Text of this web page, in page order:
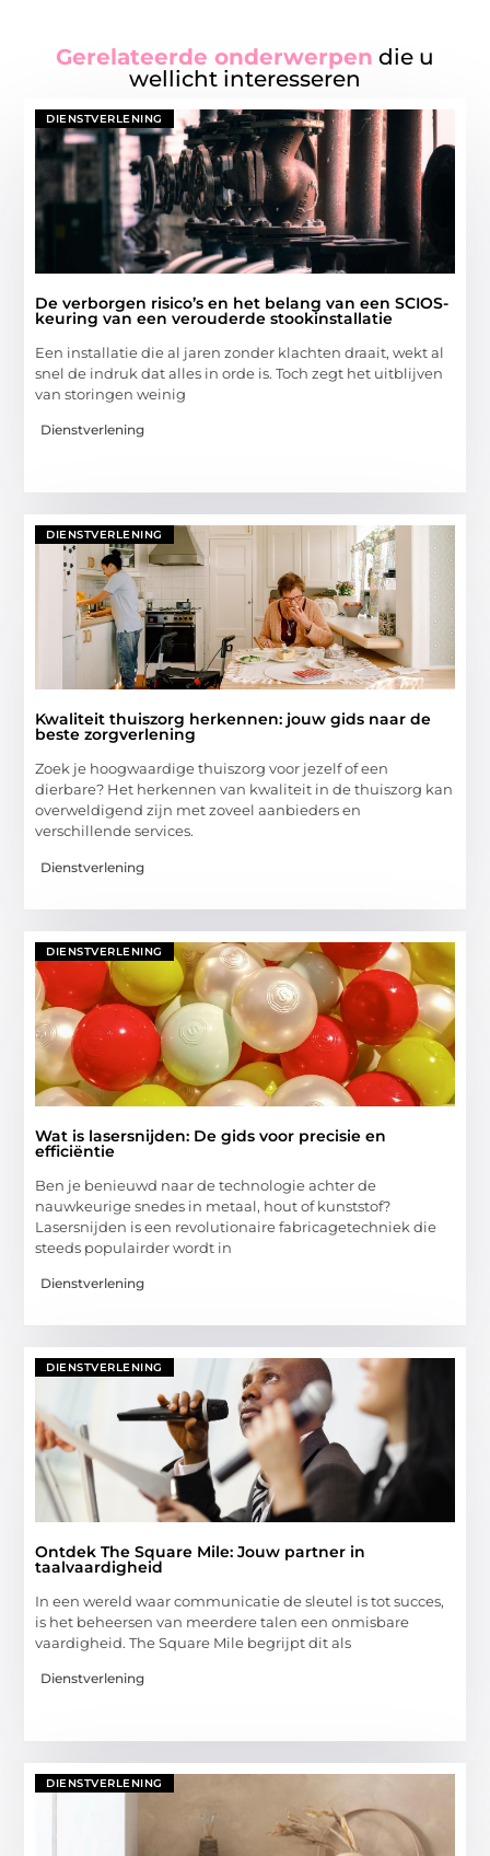
Gerelateerde onderwerpen die u
wellicht interesseren
DIENSTVERLENING
De verborgen risico’s en het belang van een SCIOS-
keuring van een verouderde stookinstallatie
Een installatie die al jaren zonder klachten draait, wekt al
snel de indruk dat alles in orde is. Toch zegt het uitblijven
van storingen weinig
Dienstverlening
DIENSTVERLENING
Kwaliteit thuiszorg herkennen: jouw gids naar de
beste zorgverlening
Zoek je hoogwaardige thuiszorg voor jezelf of een
dierbare? Het herkennen van kwaliteit in de thuiszorg kan
overweldigend zijn met zoveel aanbieders en
verschillende services.
Dienstverlening
DIENSTVERLENING
Wat is lasersnijden: De gids voor precisie en
efficiëntie
Ben je benieuwd naar de technologie achter de
nauwkeurige snedes in metaal, hout of kunststof?
Lasersnijden is een revolutionaire fabricagetechniek die
steeds populairder wordt in
Dienstverlening
DIENSTVERLENING
Ontdek The Square Mile: Jouw partner in
taalvaardigheid
In een wereld waar communicatie de sleutel is tot succes,
is het beheersen van meerdere talen een onmisbare
vaardigheid. The Square Mile begrijpt dit als
Dienstverlening
DIENSTVERLENING